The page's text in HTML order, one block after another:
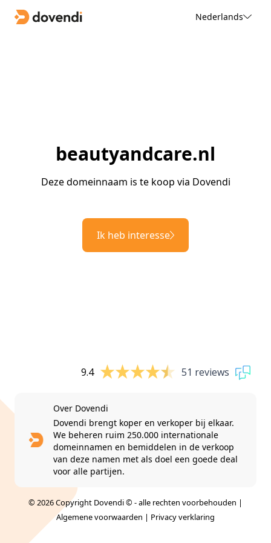
Nederlands
beautyandcare.nl
Deze domeinnaam is te koop via Dovendi
Ik heb interesse
9.4 51 reviews
Over Dovendi
Dovendi brengt koper en verkoper bij elkaar.
We beheren ruim 250.000 internationale
domeinnamen en bemiddelen in de verkoop
van deze namen met als doel een goede deal
voor alle partijen.
© 2026 Copyright Dovendi © - alle rechten voorbehouden |
Algemene voorwaarden | Privacy verklaring